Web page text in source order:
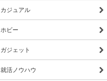
カジュアル
ホビー
ガジェット
就活ノウハウ